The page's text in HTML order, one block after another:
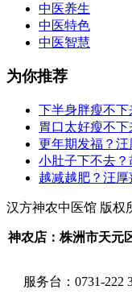
中医养生
中医特色
中医智慧
为你推荐
下半身胖瘦不
胃口太好瘦不
更年期发福？
小肚子下不去
越减越肥？汪
汉方神农中医馆 版权
神农店：株洲市天元
服务台： 0731-